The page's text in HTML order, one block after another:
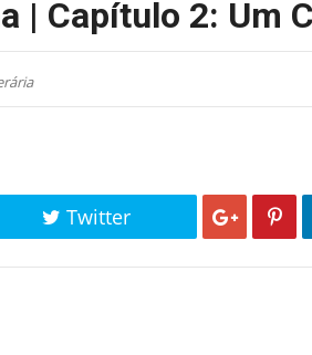
| Capítulo 2: Um
Twitter